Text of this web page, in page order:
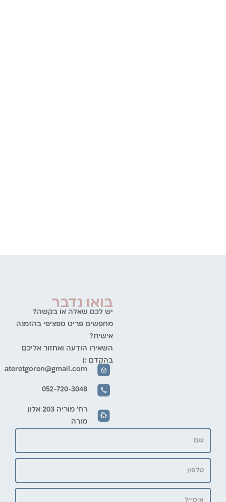
בואו נדבר
יש לכם שאלה או בקשה?
מחפשים פריט ספציפי בהזמנה
אישית?
השאירו הודעה ואחזור אליכם
בהקדם :)
ateretgoren@gmail.com
052-720-3048
רח' מוריה 203 אלון
מורה